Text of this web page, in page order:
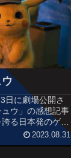
日に劇場公開さ
ウ」の感想記事
る日本発のゲー
ター」シリーズの
をハリウッドで
2023.08.31